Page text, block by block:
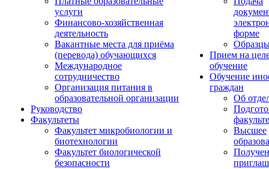
услуги
Финансово-хозяйственная
деятельность
Вакантные места для приёма
(перевода) обучающихся
Международное
сотрудничество
Организация питания в
образовательной организации
Руководство
Факультеты
Факультет микробиологии и
биотехнологии
Факультет биологической
безопасности
форме
Прием на
обучение
Обучение
граждан
Об
Высшее